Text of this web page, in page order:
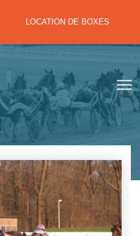
LOCATION DE BOXES
| Mons